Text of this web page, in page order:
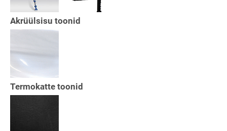
Akrüülsisu toonid
Termokatte toonid